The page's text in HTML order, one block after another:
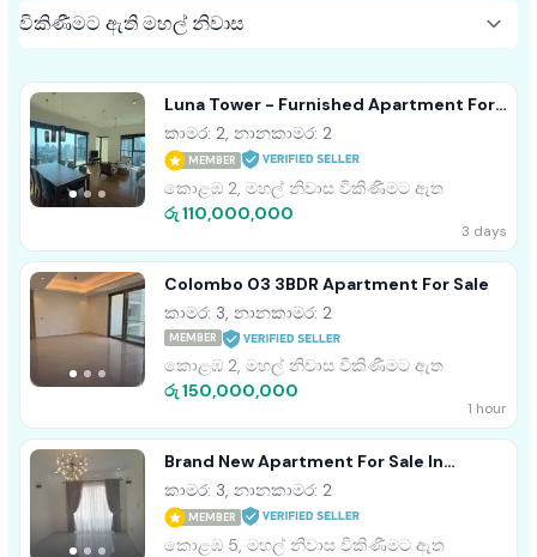
Luna Tower - Furnished Apartment For
Sale A41557 Colombo 02
කාමර: 2, නානකාමර: 2
MEMBER
කොළඹ 2, මහල් නිවාස විකිණීමට ඇත
රු 110,000,000
3 days
Colombo 03 3BDR Apartment For Sale
කාමර: 3, නානකාමර: 2
MEMBER
කොළඹ 2, මහල් නිවාස විකිණීමට ඇත
රු 150,000,000
1 hour
Brand New Apartment For Sale In
Colombo 05
කාමර: 3, නානකාමර: 2
MEMBER
කොළඹ 5, මහල් නිවාස විකිණීමට ඇත